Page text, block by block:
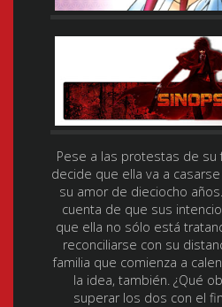
Pese a las protestas de su
decide que ella va a
su amor de dieciocho
cuenta de que sus
que ella no sólo está
reconciliarse con su
familia que comienza a
la idea, también. ¿Qué
superar los dos con el